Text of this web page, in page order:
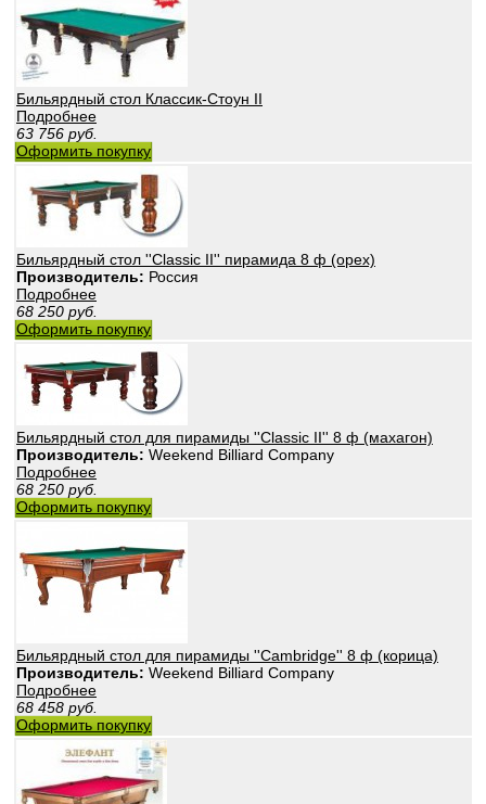
Бильярдный стол Классик-Стоун II
Подробнее
63 756 руб.
Оформить покупку
Бильярдный стол ''Classic II'' пирамида 8 ф (орех)
Производитель: Россия
Подробнее
68 250 руб.
Оформить покупку
Бильярдный стол для пирамиды ''Classic II'' 8 ф (махагон)
Производитель: Weekend Billiard Company
Подробнее
68 250 руб.
Оформить покупку
Бильярдный стол для пирамиды ''Cambridge'' 8 ф (корица)
Производитель: Weekend Billiard Company
Подробнее
68 458 руб.
Оформить покупку